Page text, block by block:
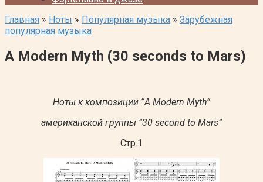
Главная » Ноты » Популярная музыка » Зарубежная
популярная музыка
A Modern Myth (30 seconds to Mars)
Ноты к композиции “A Modern Myth”
американской группы ”30 second to Mars”
Стр.1